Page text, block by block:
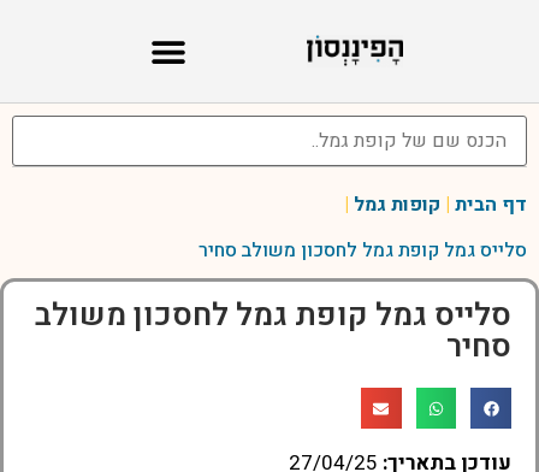
דף הבית | קופות גמל |
סלייס גמל קופת גמל לחסכון משולב סחיר
סלייס גמל קופת גמל לחסכון משולב
סחיר
עודכן בתאריך: 27/04/25